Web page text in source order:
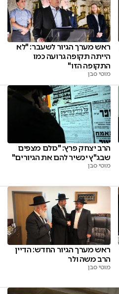
ראש מערך הגיור לשעבר: "לא
הייתה תקופה גרועה כמו
התקופה הזו"
מוטי סבן
הרב יצחק פרץ: "כולם מצפים
שבג"ץ יכשיר להם את הגיורים"
מוטי סבן
ראש מערך הגיור החדש: הדיין
הרב משה ולר
מוטי סבן